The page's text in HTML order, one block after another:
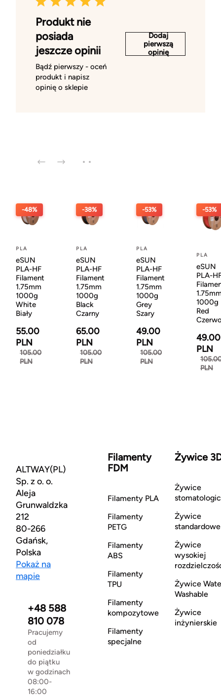
Produkt nie
posiada
jeszcze opinii
Bądź pierwszy - oceń
produkt i napisz
opinię o sklepie
Dodaj
pierwszą
opinię
-48%
PLA
eSUN
PLA-HF
Filament
1.75mm
1000g
White
Biały
55.00
PLN
105.00
PLN
-38%
PLA
eSUN
PLA-HF
Filament
1.75mm
1000g
Black
Czarny
65.00
PLN
105.00
PLN
-53%
PLA
eSUN
PLA-HF
Filament
1.75mm
1000g
Grey
Szary
49.00
PLN
105.00
PLN
-53%
PLA
eSUN
PLA-
1000g
Red
49.00
PLN
PLN
ALTWAY(PL)
Sp. z o. o.
Aleja
Grunwaldzka
212
80-266
Gdańsk,
Polska
Pokaż na
mapie
+48 588
810 078
Pracujemy
od
poniedziałku
do piątku
w godzinach
08:00-
16:00
Filamenty
FDM
Filamenty PLA
Filamenty
PETG
Filamenty
ABS
Filamenty
TPU
Filamenty
kompozytowe
Filamenty
specjalne
Żywice
Żywice
Żywice
standardowe
Żywice
wysokiej
Żywice
Washable
Żywice
inżynierskie